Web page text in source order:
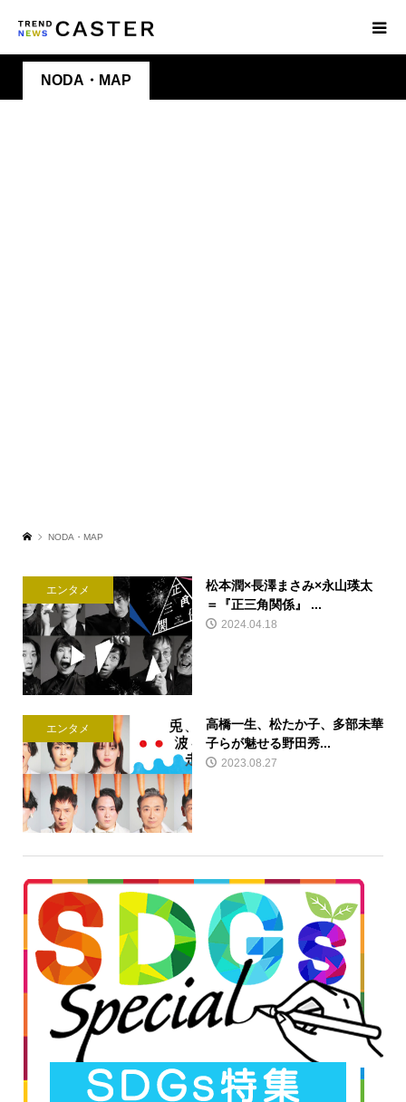
NODA・MAP
NODA・MAP
エンタメ
松本潤×長澤まさみ×永山瑛太
＝『正三角関係』 ...
2024.04.18
エンタメ
高橋一生、松たか子、多部未華
子らが魅せる野田秀...
2023.08.27